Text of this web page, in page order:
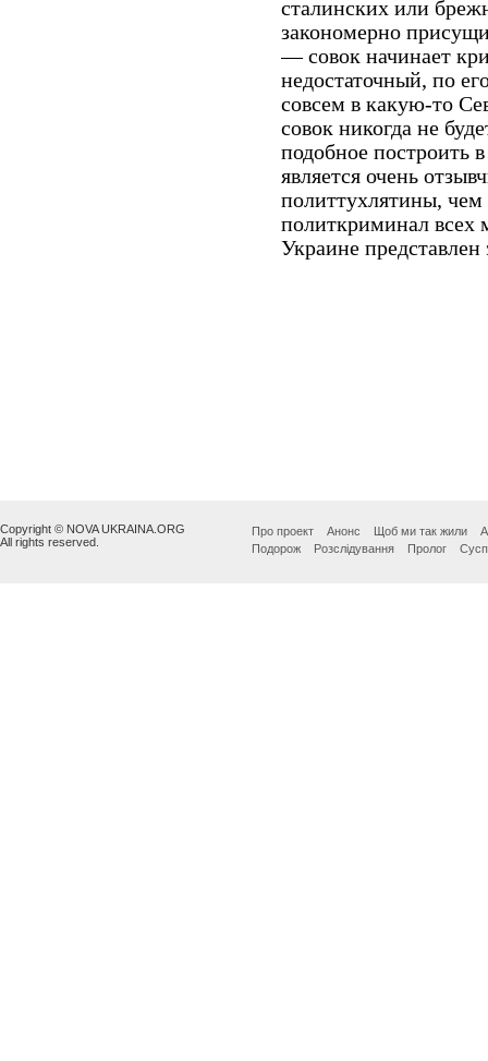
Copyright © NOVA UKRAINA.ORG
All rights reserved.
Про проект Анонс Щоб ми так жили
Подорож
Розслідування Пролог